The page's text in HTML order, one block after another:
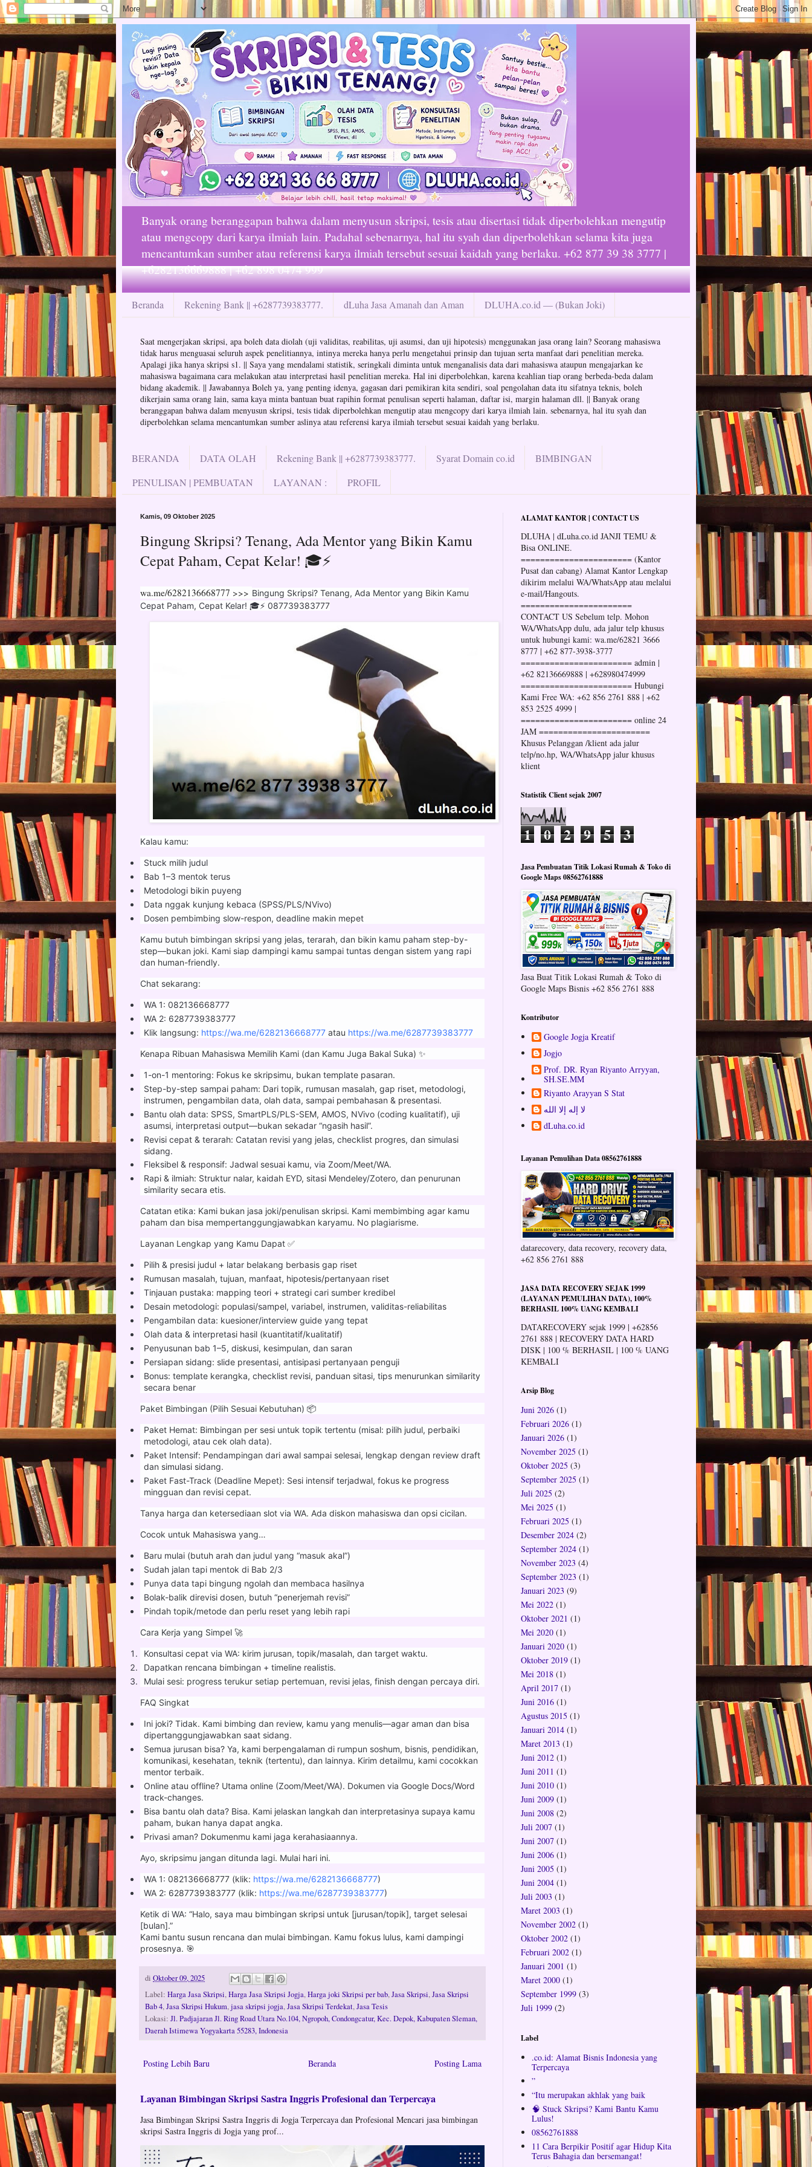
Banyak orang beranggapan bahwa dalam menyusun skripsi, tesis atau disertasi tidak diperbolehkan mengutip
atau mengcopy dari karya ilmiah lain. Padahal sebenarnya, hal itu syah dan diperbolehkan selama kita juga
mencantumkan sumber atau referensi karya ilmiah tersebut sesuai kaidah yang berlaku. +62 877 39 38 3777 |
+6282136669888 | +62 898 0474 999
Beranda Rekening Bank || +6287739383777. dLuha Jasa Amanah dan Aman DLUHA.co.id — (Bukan Joki)
Saat mengerjakan skripsi, apa boleh data diolah (uji validitas, reabilitas, uji asumsi, dan uji hipotesis) menggunakan jasa orang lain? Seorang mahasiswa
tidak harus menguasai seluruh aspek penelitiannya, intinya mereka hanya perlu mengetahui prinsip dan tujuan serta manfaat dari penelitian mereka.
Apalagi jika hanya skripsi s1. || Saya yang mendalami statistik, seringkali diminta untuk menganalisis data dari mahasiswa ataupun mengajarkan ke
mahasiswa bagaimana cara melakukan atau interpretasi hasil penelitian mereka. Hal ini diperbolehkan, karena keahlian tiap orang berbeda-beda dalam
bidang akademik. || Jawabannya Boleh ya, yang penting idenya, gagasan dari pemikiran kita sendiri, soal pengolahan data itu sifatnya teknis, boleh
dikerjain sama orang lain, sama kaya minta bantuan buat rapihin format penulisan seperti halaman, daftar isi, margin halaman dll. || Banyak orang
beranggapan bahwa dalam menyusun skripsi, tesis tidak diperbolehkan mengutip atau mengcopy dari karya ilmiah lain. sebenarnya, hal itu syah dan
diperbolehkan selama mencantumkan sumber aslinya atau referensi karya ilmiah tersebut sesuai kaidah yang berlaku.
BERANDA DATA OLAH Rekening Bank || +6287739383777. Syarat Domain co.id
BIMBINGAN
PENULISAN | PEMBUATAN
LAYANAN : PROFIL
Kamis, 09 Oktober 2025
Bingung Skripsi? Tenang, Ada Mentor yang Bikin Kamu
Cepat Paham, Cepat Kelar! 🎓⚡
wa.me/6282136668777 >>> Bingung Skripsi? Tenang, Ada Mentor yang Bikin Kamu
Cepat Paham, Cepat Kelar! 🎓⚡ 087739383777
Kalau kamu:
Stuck milih judul
Bab 1–3 mentok terus
Metodologi bikin puyeng
Data nggak kunjung kebaca (SPSS/PLS/NVivo)
Dosen pembimbing slow-respon, deadline makin mepet
Kamu butuh bimbingan skripsi yang jelas, terarah, dan bikin kamu paham step-by-
step—bukan joki. Kami siap dampingi kamu sampai tuntas dengan sistem yang rapi
dan human-friendly.
Chat sekarang:
WA 1: 082136668777
WA 2: 6287739383777
Klik langsung: https://wa.me/6282136668777atau https://wa.me/6287739383777
Kenapa Ribuan Mahasiswa Memilih Kami (dan Kamu Juga Bakal Suka) ✨
1-on-1 mentoring: Fokus ke skripsimu, bukan template pasaran.
Step-by-step sampai paham: Dari topik, rumusan masalah, gap riset, metodologi,
instrumen, pengambilan data, olah data, sampai pembahasan & presentasi.
Bantu olah data: SPSS, SmartPLS/PLS-SEM, AMOS, NVivo (coding kualitatif), uji
asumsi, interpretasi output—bukan sekadar “ngasih hasil”.
Revisi cepat & terarah: Catatan revisi yang jelas, checklist progres, dan simulasi
sidang.
Fleksibel & responsif: Jadwal sesuai kamu, via Zoom/Meet/WA.
Rapi & ilmiah: Struktur nalar, kaidah EYD, sitasi Mendeley/Zotero, dan penurunan
similarity secara etis.
Catatan etika: Kami bukan jasa joki/penulisan skripsi. Kami membimbing agar kamu
paham dan bisa mempertanggungjawabkan karyamu. No plagiarisme.
Layanan Lengkap yang Kamu Dapat ✅
Pilih & presisi judul + latar belakang berbasis gap riset
Rumusan masalah, tujuan, manfaat, hipotesis/pertanyaan riset
Tinjauan pustaka: mapping teori + strategi cari sumber kredibel
Desain metodologi: populasi/sampel, variabel, instrumen, validitas-reliabilitas
Pengambilan data: kuesioner/interview guide yang tepat
Olah data & interpretasi hasil (kuantitatif/kualitatif)
Penyusunan bab 1–5, diskusi, kesimpulan, dan saran
Persiapan sidang: slide presentasi, antisipasi pertanyaan penguji
Bonus: template kerangka, checklist revisi, panduan sitasi, tips menurunkan similarity
secara benar
Paket Bimbingan (Pilih Sesuai Kebutuhan) 📦
Paket Hemat: Bimbingan per sesi untuk topik tertentu (misal: pilih judul, perbaiki
metodologi, atau cek olah data).
Paket Intensif: Pendampingan dari awal sampai selesai, lengkap dengan review draft
dan simulasi sidang.
Paket Fast-Track (Deadline Mepet): Sesi intensif terjadwal, fokus ke progress
mingguan dan revisi cepat.
Tanya harga dan ketersediaan slot via WA. Ada diskon mahasiswa dan opsi cicilan.
Cocok untuk Mahasiswa yang…
Baru mulai (butuh arah dan judul yang “masuk akal”)
Sudah jalan tapi mentok di Bab 2/3
Punya data tapi bingung ngolah dan membaca hasilnya
Bolak-balik direvisi dosen, butuh “penerjemah revisi”
Pindah topik/metode dan perlu reset yang lebih rapi
Cara Kerja yang Simpel 🚀
Konsultasi cepat via WA: kirim jurusan, topik/masalah, dan target waktu.
Dapatkan rencana bimbingan + timeline realistis.
Mulai sesi: progress terukur setiap pertemuan, revisi jelas, finish dengan percaya diri.
FAQ Singkat
Ini joki? Tidak. Kami bimbing dan review, kamu yang menulis—agar aman dan bisa
dipertanggungjawabkan saat sidang.
Semua jurusan bisa? Ya, kami berpengalaman di rumpun soshum, bisnis, pendidikan,
komunikasi, kesehatan, teknik (tertentu), dan lainnya. Kirim detailmu, kami cocokkan
mentor terbaik.
Online atau offline? Utama online (Zoom/Meet/WA). Dokumen via Google Docs/Word
track-changes.
Bisa bantu olah data? Bisa. Kami jelaskan langkah dan interpretasinya supaya kamu
paham, bukan hanya dapat angka.
Privasi aman? Dokumenmu kami jaga kerahasiaannya.
Ayo, skripsimu jangan ditunda lagi. Mulai hari ini.
WA 1: 082136668777 (klik: https://wa.me/6282136668777)
WA 2: 6287739383777 (klik: https://wa.me/6287739383777)
Ketik di WA: “Halo, saya mau bimbingan skripsi untuk [jurusan/topik], target selesai
[bulan].”
Kami bantu susun rencana dan mulai bimbingan. Kamu fokus lulus, kami dampingi
prosesnya. 🎯
di Oktober 09, 2025
Label: Harga Jasa Skripsi,Harga Jasa Skripsi Jogja,Harga joki Skripsi per bab,Jasa Skripsi,Jasa Skripsi
Bab 4,Jasa Skripsi Hukum,jasa skripsi jogja,Jasa Skripsi Terdekat,Jasa Tesis
Lokasi: Jl. Padjajaran Jl. Ring Road Utara No.104, Ngropoh, Condongcatur, Kec. Depok, Kabupaten Sleman,
Daerah Istimewa Yogyakarta 55283, Indonesia
Posting Lebih Baru Posting Lama
Beranda
Layanan Bimbingan Skripsi Sastra Inggris Profesional dan Terpercaya
Jasa Bimbingan Skripsi Sastra Inggris di Jogja Terpercaya dan Profesional Mencari jasa bimbingan
skripsi Sastra Inggris di Jogja yang prof...
ALAMAT KANTOR | CONTACT US
DLUHA | dLuha.co.id JANJI TEMU &
Bisa ONLINE.
======================= (Kantor
Pusat dan cabang) Alamat Kantor Lengkap
dikirim melalui WA/WhatsApp atau melalui
e-mail/Hangouts.
=======================
CONTACT US Sebelum telp. Mohon
WA/WhatsApp dulu, ada jalur telp khusus
untuk hubungi kami: wa.me/62821 3666
8777 | +62 877-3938-3777
======================= admin |
+62 82136669888 | +628980474999
======================= Hubungi
Kami Free WA: +62 856 2761 888 | +62
853 2525 4999 |
======================= online 24
JAM =======================
Khusus Pelanggan /klient ada jalur
telp/no.hp, WA/WhatsApp jalur khusus
klient
Statistik Client sejak 2007
1 0 2 9 5 3
Jasa Pembuatan Titik Lokasi Rumah & Toko di
Google Maps 08562761888
Jasa Buat Titik Lokasi Rumah & Toko di
Google Maps Bisnis +62 856 2761 888
Kontributor
Google Jogja Kreatif
Jogjo
Prof. DR. Ryan Riyanto Arryyan,
SH.SE.MM
Riyanto Arayyan S Stat
لا إله إلا الله
dLuha.co.id
Layanan Pemulihan Data 08562761888
datarecovery, data recovery, recovery data,
+62 856 2761 888
JASA DATA RECOVERY SEJAK 1999
(LAYANAN PEMULIHAN DATA), 100%
BERHASIL 100% UANG KEMBALI
DATARECOVERY sejak 1999 | +62856
2761 888 | RECOVERY DATA HARD
DISK | 100 % BERHASIL | 100 % UANG
KEMBALI
Arsip Blog
Juni 2026 (1)
Februari 2026 (1)
Januari 2026 (1)
November 2025 (1)
Oktober 2025 (3)
September 2025 (1)
Juli 2025 (2)
Mei 2025 (1)
Februari 2025 (1)
Desember 2024 (2)
September 2024 (1)
November 2023 (4)
September 2023 (1)
Januari 2023 (9)
Mei 2022 (1)
Oktober 2021 (1)
Mei 2020 (1)
Januari 2020 (1)
Oktober 2019 (1)
Mei 2018 (1)
April 2017 (1)
Juni 2016 (1)
Agustus 2015 (1)
Januari 2014 (1)
Maret 2013 (1)
Juni 2012 (1)
Juni 2011 (1)
Juni 2010 (1)
Juni 2009 (1)
Juni 2008 (2)
Juli 2007 (1)
Juni 2007 (1)
Juni 2006 (1)
Juni 2005 (1)
Juni 2004 (1)
Juli 2003 (1)
Maret 2003 (1)
November 2002 (1)
Oktober 2002 (1)
Februari 2002 (1)
Januari 2001 (1)
Maret 2000 (1)
September 1999 (3)
Juli 1999 (2)
Label
.co.id: Alamat Bisnis Indonesia yang
Terpercaya
”
“Itu merupakan akhlak yang baik
🧠 Stuck Skripsi? Kami Bantu Kamu
Lulus!
08562761888
11 Cara Berpikir Positif agar Hidup Kita
Terus Bahagia dan bersemangat!